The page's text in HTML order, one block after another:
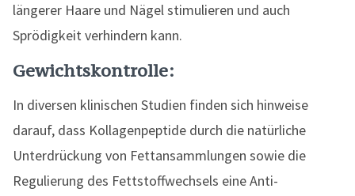
längerer Haare und Nägel stimulieren und auch
Sprödigkeit verhindern kann.
Gewichtskontrolle:
In diversen klinischen Studien finden sich hinweise
darauf, dass Kollagenpeptide durch die natürliche
Unterdrückung von Fettansammlungen sowie die
Regulierung des Fettstoffwechsels eine Anti-